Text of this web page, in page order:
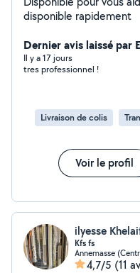
disponible rapidement
Dernier avis laissé par
Il y a 17 jours
tres professionnel !
Livraison de colis
Voir le profil
ilyesse
Kfs fs
Annemasse
4,7/5 (11